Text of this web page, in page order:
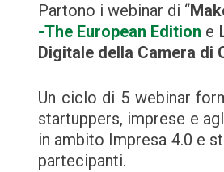
Partono i webinar di “
-The European Edition e
Digitale della Camera di
Un ciclo di 5 webinar
startuppers, imprese e
in ambito Impresa 4.0 e
partecipanti.